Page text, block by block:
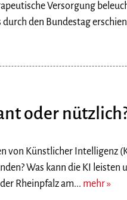
Versorgung
durch den Bundestag
oder
von Künstlicher Intelligenz
Was kann die KI leisten
Rheinpfalz am... mehr